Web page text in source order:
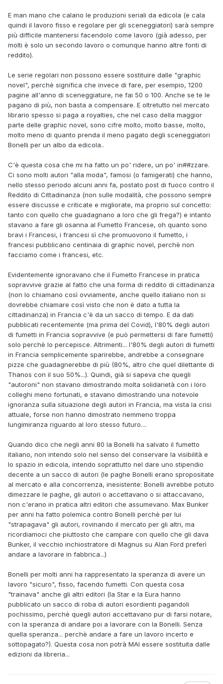
E man mano che calano le produzioni seriali da edicola (e cala
quindi il lavoro fisso e regolare per gli sceneggiatori) sarà sempre
più difficile mantenersi facendolo come lavoro (già adesso, per
molti è solo un secondo lavoro o comunque hanno altre fonti di
reddito).
Le serie regolari non possono essere sostituire dalle "graphic
novel", perchè significa che invece di fare, per esempio, 1200
pagine all'anno di sceneggiature, ne fai 50 o 100. Anche se te le
pagano di più, non basta a compensare. E oltretutto nel mercato
librario spesso si paga a royalties, che nel caso della maggior
parte delle graphic novel, sono cifre molto, molto basse, molto,
molto meno di quanto prenda il meno pagato degli sceneggiatori
Bonelli per un albo da edicola..
C'è questa cosa che mi ha fatto un po' ridere, un po' in##zzare.
Ci sono molti autori "alla moda", famosi (o famigerati) che hanno,
nello stesso periodo alcuni anni fa, postato post di fuoco contro il
Reddito di Cittadinanza (non sulle modalità, che possono sempre
essere discusse e criticate e migliorate, ma proprio sul concetto:
tanto con quello che guadagnano a loro che gli frega?) e intanto
stavano a fare gli osanna al Fumetto Francese, oh quanto sono
bravi i Francesi, i francesi sì che promuovono il fumetto, i
francesi pubblicano centinaia di graphic novel, perchè non
facciamo come i francesi, etc.
Evidentemente ignoravano che il Fumetto Francese in pratica
sopravvive grazie al fatto che una forma di reddito di cittadinanza
(non lo chiamano così ovviamente, anche quello italiano non si
dovrebbe chiamare così visto che non è dato a tutta la
cittadinanza) in Francia c'è da un sacco di tempo. E da dati
pubblicati recentemente (ma prima del Covid), l'80% degli autori
di fumetti in Francia sopravvive (e può permettersi di fare fumetti)
solo perchè lo percepisce. Altrimenti... l'80% degli autori di fumetti
in Francia semplicemente sparirebbe, andrebbe a consegnare
pizze che guadagnerebbe di più (80%, altro che quel dilettante di
Thanos con il suo 50%...). Quindi, già si sapeva che quegli
"autoroni" non stavano dimostrando molta solidarietà con i loro
colleghi meno fortunati, e stavano dimostrando una notevole
ignoranza sulla situazione degli autori in Francia, ma vista la crisi
attuale, forse non hanno dimostrato nemmeno troppa
lungimiranza riguardo al loro stesso futuro....
Quando dico che negli anni 80 la Bonelli ha salvato il fumetto
italiano, non intendo solo nel senso del conservare la visibilità e
lo spazio in edicola, intendo soprattutto nel dare uno stipendio
decente a un sacco di autori (le paghe Bonelli erano spropositate
al mercato e alla concorrenza, inesistente: Bonelli avrebbe potuto
dimezzare le paghe, gli autori o accettavano o si attaccavano,
non c'erano in pratica altri editori che assumevano. Max Bunker
per anni ha fatto polemica contro Bonelli perchè per lui
"strapagava" gli autori, rovinando il mercato per gli altri, ma
ricordiamoci che piuttosto che campare con quello che gli dava
Bunker, il vecchio inchiostratore di Magnus su Alan Ford preferì
andare a lavorare in fabbrica...)
Bonelli per molti anni ha rappresentato la speranza di avere un
lavoro "sicuro", fisso, facendo fumetti. Con questa cosa
"trainava" anche gli altri editori (la Star e la Eura hanno
pubblicato un sacco di roba di autori esordienti pagandoli
pochissimo, perchè quegli autori accettavano pur di farsi notare,
con la speranza di andare poi a lavorare con la Bonelli. Senza
quella speranza... perchè andare a fare un lavoro incerto e
sottopagato?). Questa cosa non potrà MAI essere sostituita dalle
edizioni da libreria...